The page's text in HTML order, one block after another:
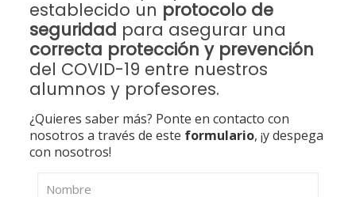
establecido un protocolo de
seguridad para asegurar una
correcta protección y prevención
del COVID-19 entre nuestros
alumnos y profesores.
¿Quieres saber más? Ponte en contacto con
nosotros a través de este formulario, ¡y despega
con nosotros!